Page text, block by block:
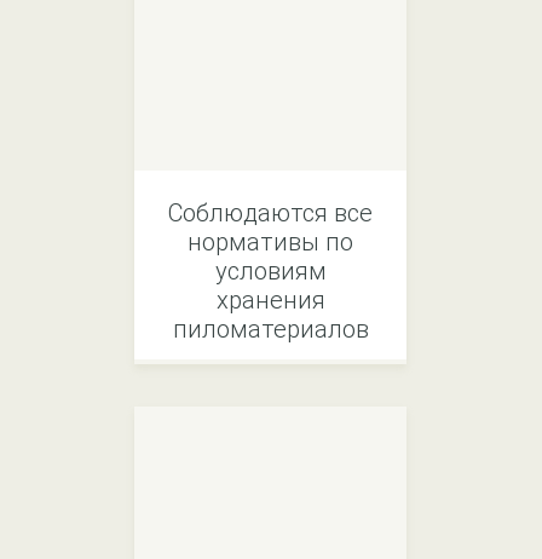
Соблюдаются все
нормативы по
условиям
хранения
пиломатериалов